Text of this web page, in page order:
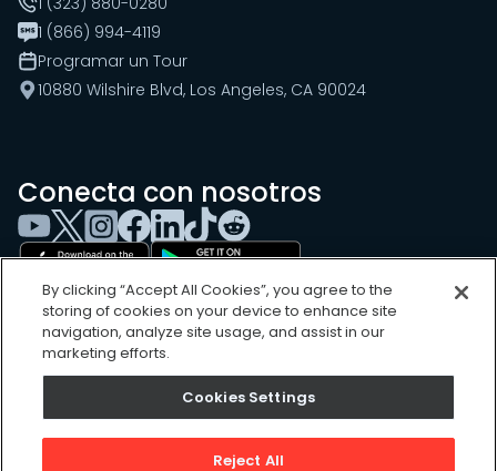
1 (866) 994-4119
Programar un Tour
10880 Wilshire Blvd, Los Angeles, CA 90024
Conecta con nosotros
Sitemap
Privacy Policy
By clicking “Accept All Cookies”, you agree to the
storing of cookies on your device to enhance site
navigation, analyze site usage, and assist in our
marketing efforts.
Cookies Settings
Reject All